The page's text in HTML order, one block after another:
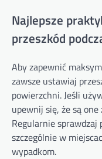
Najlepsze
przeszkód
Aby zapewnić
zawsze ustawiaj
powierzchni. Jeśli
upewnij się, że są
Regularnie sprawdzaj
szczególnie w
wypadkom.